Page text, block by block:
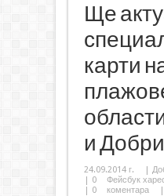
Ще
карти
и
24.09.2014 г. |
| 0
Фейсбук
| 0 коментара